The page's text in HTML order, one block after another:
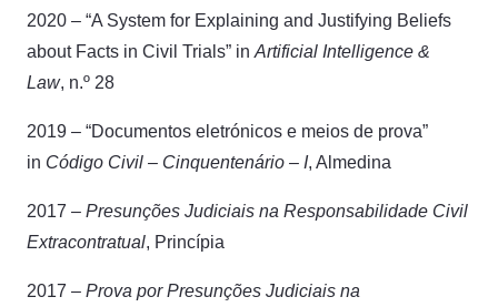
2020 – “A System for Explaining and Justifying Beliefs
about Facts in Civil Trials” in Artificial Intelligence &
Law, n.º 28
2019 – “Documentos eletrónicos e meios de prova”
in Código Civil – Cinquentenário – I, Almedina
2017 – Presunções Judiciais na Responsabilidade Civil
Extracontratual, Princípia
2017 – Prova por Presunções Judiciais na